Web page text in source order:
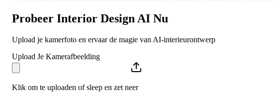
Probeer Interior Design AI Nu
Upload je kamerfoto en ervaar de magie van AI-interieurontwerp
Upload Je Kamerafbeelding
Klik om te uploaden of sleep en zet neer